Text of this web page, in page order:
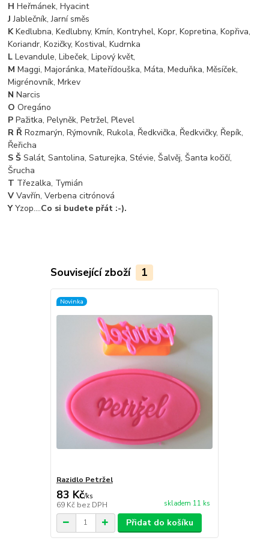
HHeřmánek, Hyacint
JJablečník, Jarní směs
KKedlubna, Kedlubny, Kmín, Kontryhel, Kopr, Kopretina, Kopřiva,
Koriandr, Kozičky, Kostival, Kudrnka
LLevandule, Libeček, Lipový květ,
MMaggi, Majoránka, Mateřídouška, Máta, Meduňka, Měsíček,
Migrénovník, Mrkev
NNarcis
OOregáno
PPažitka, Pelyněk, Petržel, Plevel
R ŘRozmarýn, Rýmovník, Rukola, Ředkvička, Ředkvičky, Řepík,
Řeřicha
S ŠSalát, Santolina, Saturejka, Stévie, Šalvěj, Šanta kočičí,
Šrucha
T Třezalka, Tymián
V Vavřín, Verbena citrónová
YYzop....Co si budete přát :-).
Související zboží 1
Novinka
Razidlo Petržel
83 Kč/ks
69 Kč bez DPH skladem 11 ks
Přidat do košíku